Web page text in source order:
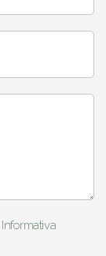
Informativa